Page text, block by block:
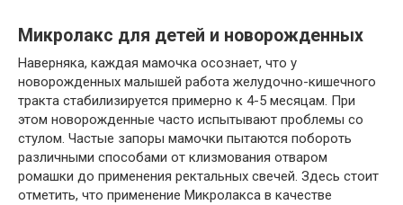
Микролакс для детей и новорожденных
Наверняка, каждая мамочка осознает, что у
новорожденных малышей работа желудочно-кишечного
тракта стабилизируется примерно к 4-5 месяцам. При
этом новорожденные часто испытывают проблемы со
стулом. Частые запоры мамочки пытаются побороть
различными способами от клизмования отваром
ромашки до применения ректальных свечей. Здесь стоит
отметить, что применение Микролакса в качестве